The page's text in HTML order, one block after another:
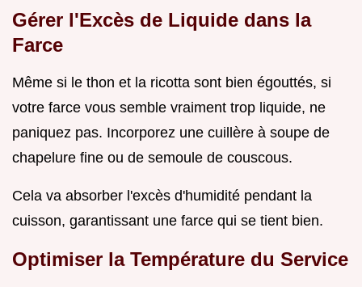
Gérer l'Excès de Liquide dans la
Farce
Même si le thon et la ricotta sont bien égouttés, si
votre farce vous semble vraiment trop liquide, ne
paniquez pas. Incorporez une cuillère à soupe de
chapelure fine ou de semoule de couscous.
Cela va absorber l'excès d'humidité pendant la
cuisson, garantissant une farce qui se tient bien.
Optimiser la Température du Service